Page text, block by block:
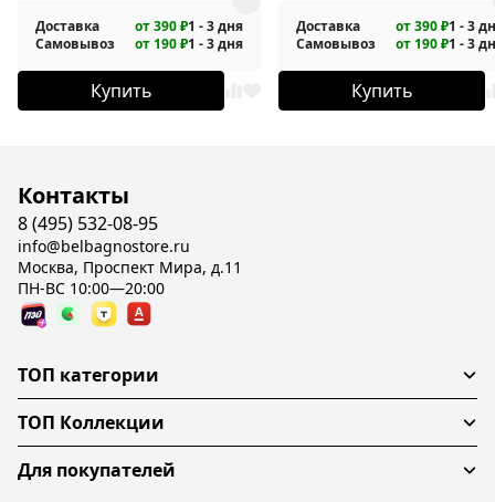
Доставка от 390 ₽1 - 3 дня
Самовывоз
от 190 ₽1 - 3 дня
Купить
Доставка от 390 ₽1 - 3
Самовывоз
от 190 ₽1 - 3
Купить
Контакты
8 (495) 532-08-95
info@belbagnostore.ru
Москва, Проспект Мира, д.11
ПН-ВС 10:00—20:00
ТОП категории
ТОП Коллекции
Для покупателей